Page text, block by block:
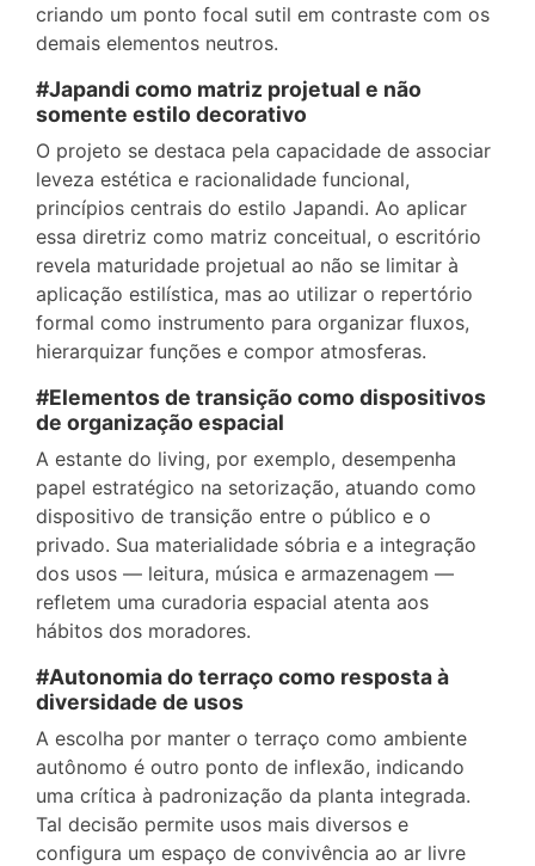
criando um ponto focal sutil em contraste com os
demais elementos neutros.
#Japandi como matriz projetual e não
somente estilo decorativo
O projeto se destaca pela capacidade de associar
leveza estética e racionalidade funcional,
princípios centrais do estilo Japandi. Ao aplicar
essa diretriz como matriz conceitual, o escritório
revela maturidade projetual ao não se limitar à
aplicação estilística, mas ao utilizar o repertório
formal como instrumento para organizar fluxos,
hierarquizar funções e compor atmosferas.
#Elementos de transição como dispositivos
de organização espacial
A estante do living, por exemplo, desempenha
papel estratégico na setorização, atuando como
dispositivo de transição entre o público e o
privado. Sua materialidade sóbria e a integração
dos usos — leitura, música e armazenagem —
refletem uma curadoria espacial atenta aos
hábitos dos moradores.
#Autonomia do terraço como resposta à
diversidade de usos
A escolha por manter o terraço como ambiente
autônomo é outro ponto de inflexão, indicando
uma crítica à padronização da planta integrada.
Tal decisão permite usos mais diversos e
configura um espaço de convivência ao ar livre